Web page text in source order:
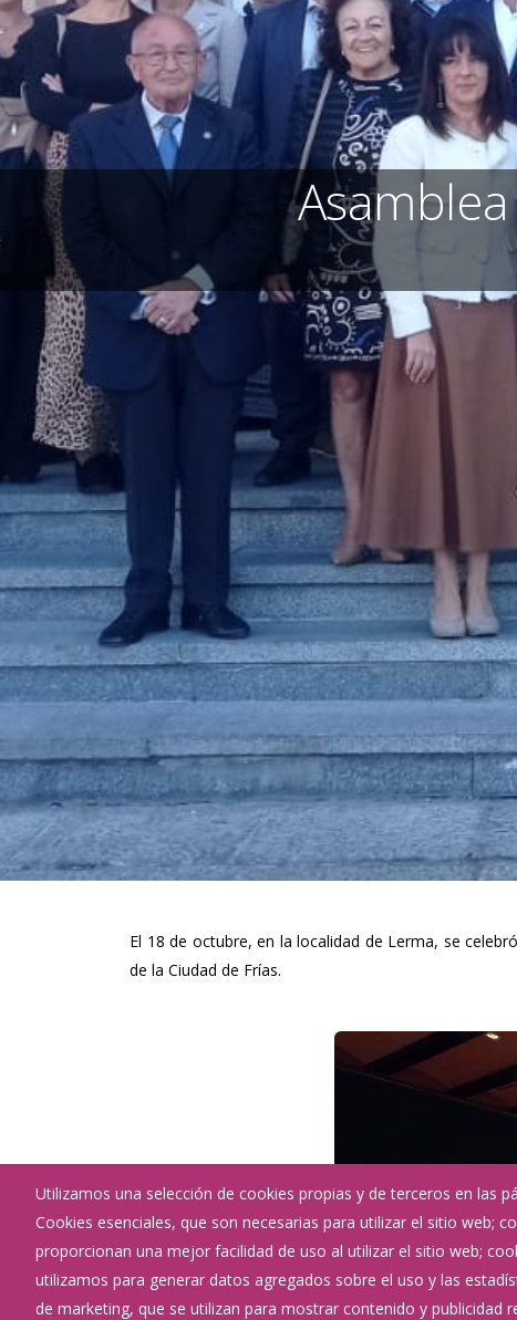
El 18 de octubre, en la localidad de Lerma, se
de la Ciudad de Frías.
Utilizamos una selección de cookies propias y de terceros en las
Cookies esenciales, que son necesarias para utilizar el sitio web;
proporcionan una mejor facilidad de uso al utilizar el sitio web;
utilizamos para generar datos agregados sobre el uso y las
de marketing, que se utilizan para mostrar contenido y publicidad